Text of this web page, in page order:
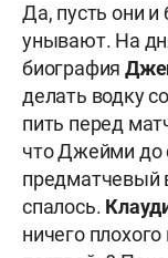
Да, пусть они и
унывают. На
биография
делать водку
пить перед
что Джейми до
предматчевый
спалось.
ничего